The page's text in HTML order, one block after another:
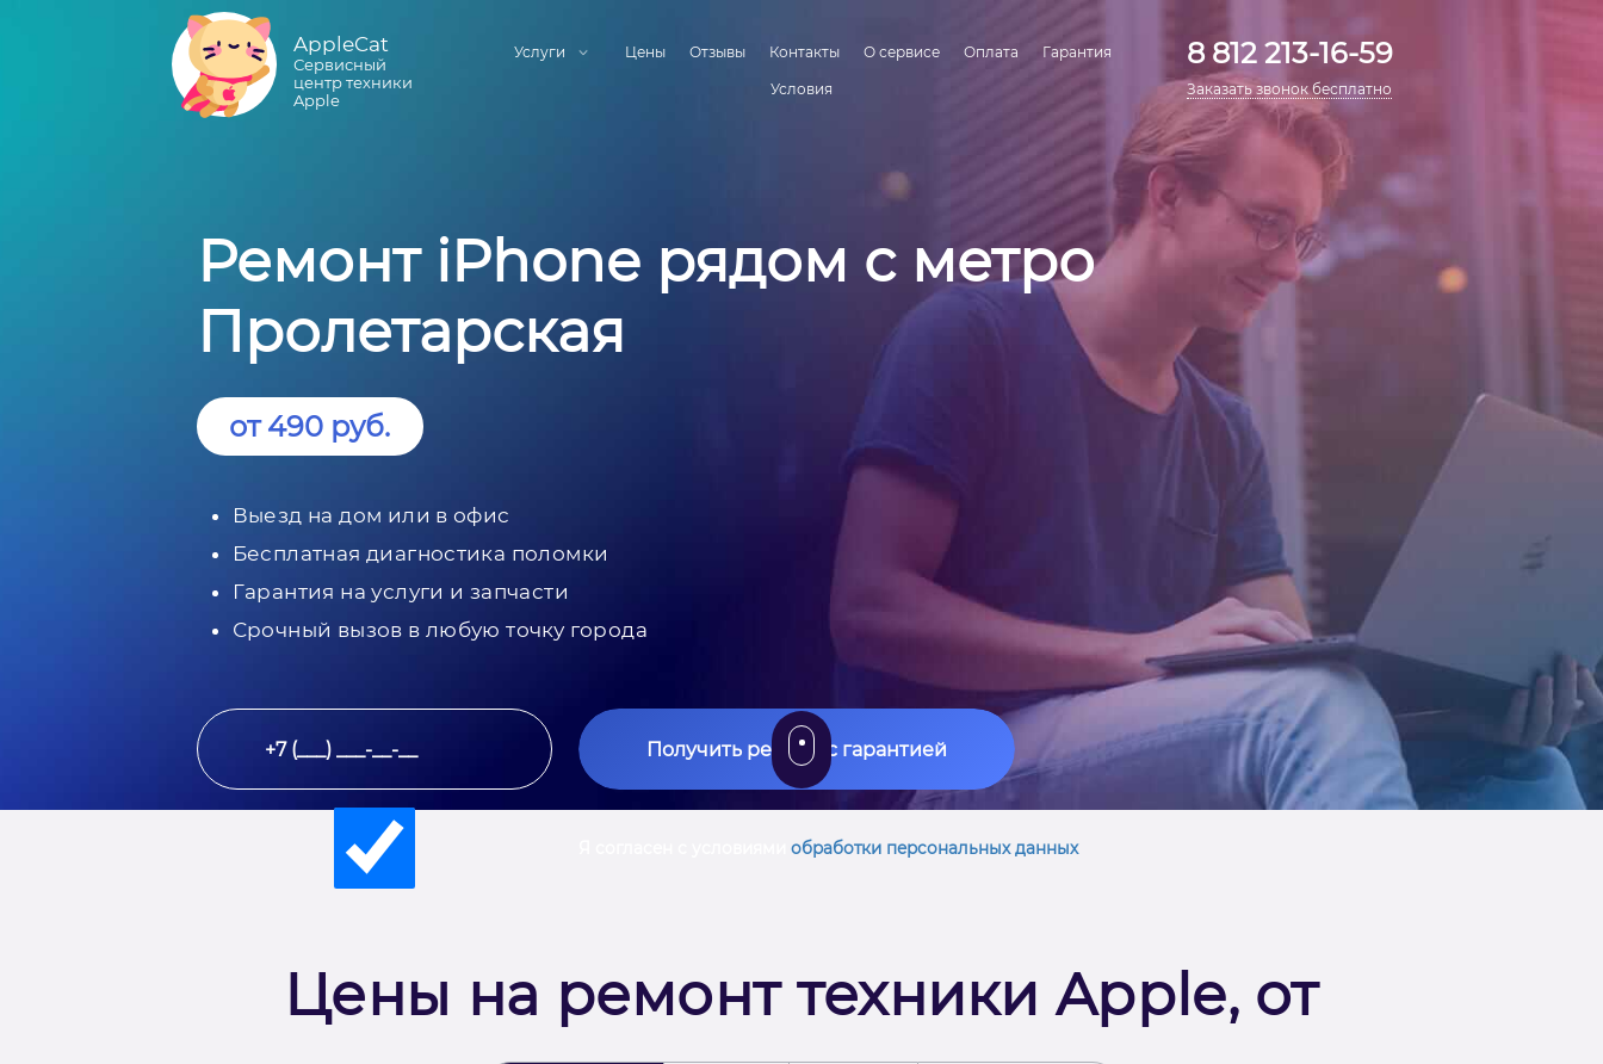
AppleCat
Сервисный
центр техники
Apple
Услуги Цены Отзывы Контакты О сервисе Оплата Гарантия
Условия
8 812 213-16-59
Заказать звонок бесплатно
Ремонт iPhone рядом с метро
Пролетарская
от 490 руб.
Выезд на дом или в офис
Бесплатная диагностика поломки
Гарантия на услуги и запчасти
Срочный вызов в любую точку города
Получить ремонт с гарантией
обработки персональных данных
Цены на ремонт техники Apple, от